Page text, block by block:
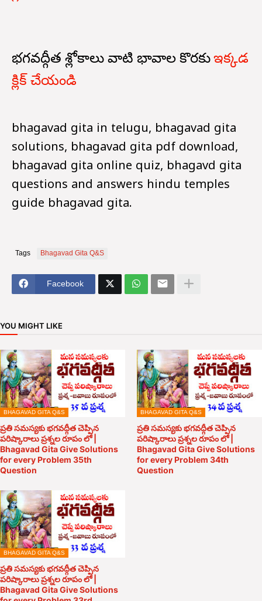
భగవద్గీత శ్లోకాలు వాటి భావాల కొరకుఇక్కడ
క్లిక్ చేయండి
bhagavad gita in telugu, bhagavad gita
solutions, bhagavad gita pdf download,
bhagavad gita online quiz, bhagavd gita
questions and answers hindu temples
guide bhagavad gita.
Tags Bhagavad Gita Q&S
Facebook
YOU MIGHT LIKE
BHAGAVAD GITA Q&S
ప్రతి సమస్యకు భగవద్గీత చెప్పిన
పరిష్కారాలు ప్రశ్నల రూపం లో |
Bhagavad Gita Give Solutions
for every Problem 35th
Question
BHAGAVAD GITA Q&S
ప్రతి సమస్యకు భగవద్గీత చెప్పిన
పరిష్కారాలు ప్రశ్నల రూపం లో |
Bhagavad Gita Give Solutions
for every Problem 34th
Question
BHAGAVAD GITA Q&S
ప్రతి సమస్యకు భగవద్గీత చెప్పిన
పరిష్కారాలు ప్రశ్నల రూపం లో |
Bhagavad Gita Give Solutions